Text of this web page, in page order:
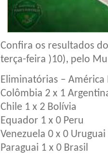
Confira os resultados
terça-feira )10), pelo
Eliminatórias – América
Colômbia 2 x 1
Chile 1 x 2 Bolívia
Equador 1 x 0 Peru
Venezuela 0 x 0 Uruguai
Paraguai 1 x 0 Brasil